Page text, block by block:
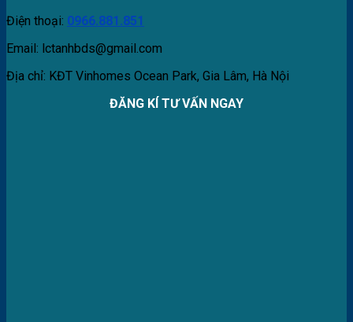
Điện thoại: 0966.881.851
Email: lctanhbds@gmail.com
Địa chỉ: KĐT Vinhomes Ocean Park, Gia Lâm, Hà Nội
ĐĂNG KÍ TƯ VẤN NGAY